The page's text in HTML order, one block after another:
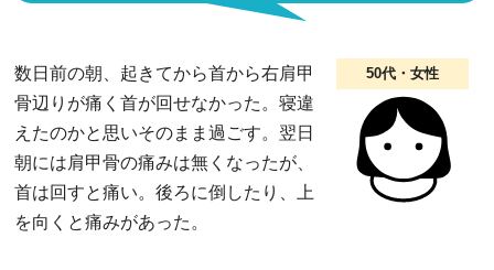
50代・女性
数日前の朝、起きてから首から右肩甲
骨辺りが痛く首が回せなかった。寝違
えたのかと思いそのまま過ごす。翌日
朝には肩甲骨の痛みは無くなったが、
首は回すと痛い。後ろに倒したり、上
を向くと痛みがあった。